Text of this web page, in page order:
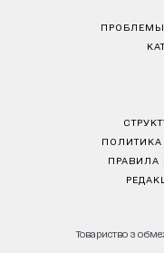
ПРОБЛЕМЫ
ПРАВИЛА
Товариство з